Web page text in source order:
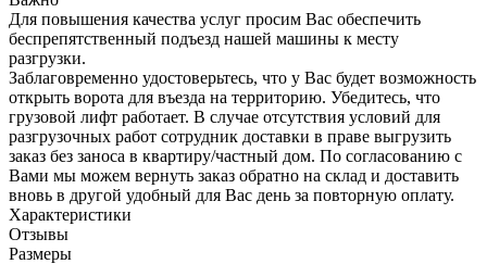
Для повышения качества услуг просим Вас обеспечить
беспрепятственный подъезд нашей машины к месту
разгрузки.
Заблаговременно удостоверьтесь, что у Вас будет возможность
открыть ворота для въезда на территорию. Убедитесь, что
грузовой лифт работает. В случае отсутствия условий для
разгрузочных работ сотрудник доставки в праве выгрузить
заказ без заноса в квартиру/частный дом. По согласованию с
Вами мы можем вернуть заказ обратно на склад и доставить
вновь в другой удобный для Вас день за повторную оплату.
Характеристики
Отзывы
Размеры